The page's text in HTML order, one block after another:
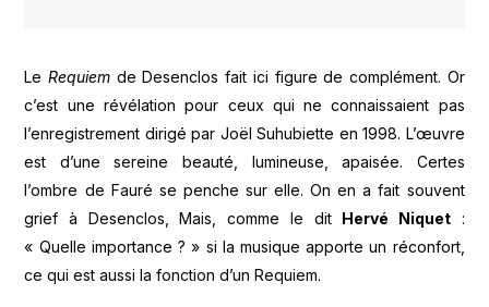
LeRequiem de Desenclos fait ici figure de complément. Or
c’est une révélation pour ceux qui ne connaissaient pas
l’enregistrement dirigé par Joël Suhubiette en 1998. L’œuvre
est d’une sereine beauté, lumineuse, apaisée. Certes
l’ombre de Fauré se penche sur elle. On en a fait souvent
grief à Desenclos, Mais, comme le dit Hervé Niquet:
« Quelle importance ? » si la musique apporte un réconfort,
ce qui est aussi la fonction d’un Requiem.